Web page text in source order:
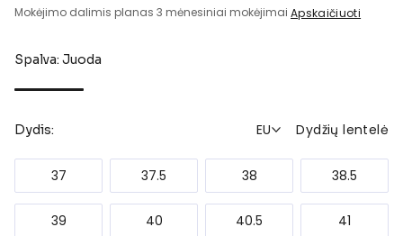
Mokėjimo dalimis planas 3 mėnesiniai mokėjimai Apskaičiuoti
Spalva: Juoda
Dydis: EU Dydžių lentelė
37 37.5 38 38.5
39 40 40.5 41